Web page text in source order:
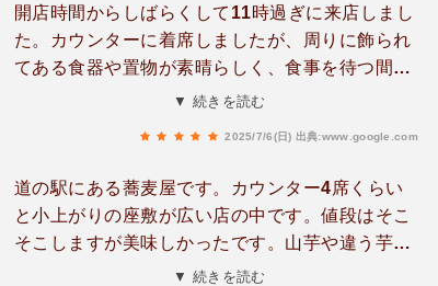
開店時間からしばらくして11時過ぎに来店しまし
た。カウンターに着席しましたが、周りに飾られ
てある食器や置物が素晴らしく、食事を待つ間に
も目を楽しませてくれました。写真を撮るか悩み
提供された料理の食器も、とても美しいなと思
い、余り綺麗ではありませんが食後の写真も載せ
ます。田舎そば、香りもよく出汁は濃いめでした
▼ 続きを読む
2025/7/6(日) 出典:www.google.com
道の駅にある蕎麦屋です。カウンター4席くらい
と小上がりの座敷が広い店の中です。値段はそこ
そこしますが美味しかったです。山芋や違う芋を
ブレンドしたとろろと卵が粘りがあって、蕎麦に
▼ 続きを読む